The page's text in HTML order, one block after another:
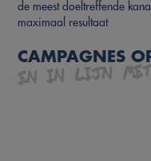
de meest doeltreffende
maximaal resultaat
CAMPAGNES
EN IN LIJN